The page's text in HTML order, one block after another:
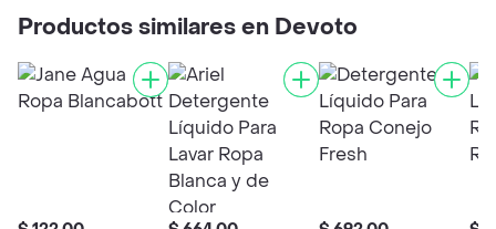
Productos similares en Devoto